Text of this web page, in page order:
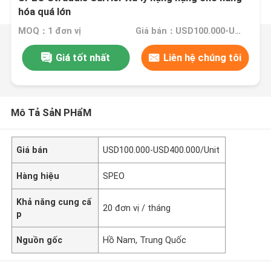
hóa quá lớn
MOQ：1 đơn vị Giá bán：USD100.000-USD400.000/Unit
Giá tốt nhất Liên hệ chúng tôi
Mô Tả SảN PHẩM
Giá bán USD100.000-USD400.000/Unit
Hàng hiệu SPEO
Khả năng cung cấ
p
20 đơn vị / tháng
Nguồn gốc Hồ Nam, Trung Quốc